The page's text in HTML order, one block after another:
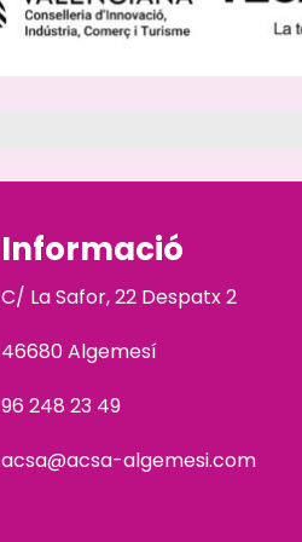
Informació
C/ La Safor, 22 Despatx 2
46680 Algemesí
96 248 23 49
acsa@acsa-algemesi.com